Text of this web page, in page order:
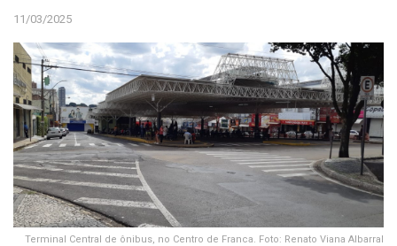
11/03/2025
Terminal Central de ônibus, no Centro de Franca. Foto: Renato Viana Albarral